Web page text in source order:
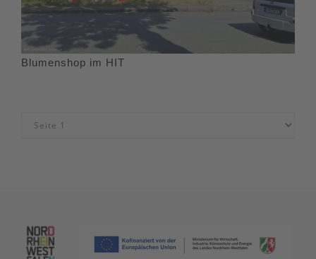
Blumenshop im HIT